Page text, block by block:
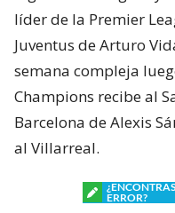
líder de la Premier
Juventus de Arturo
semana compleja
Champions recibe al
Barcelona de Alexis
al Villarreal.
ERROR?